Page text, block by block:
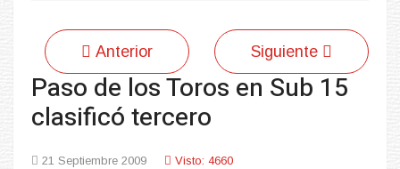
Anterior Siguiente
Paso de los Toros en Sub 15
clasificó tercero
21 Septiembre 2009 Visto: 4660